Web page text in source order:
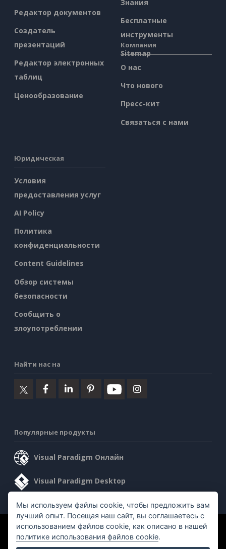
Редактор документов
Создатель
презентаций
Редактор электронных
таблиц
Ценообразование
Знания
Бесплатные
инструменты
Sitemap
Компания
О нас
Что нового
Пресс-кит
Связаться с нами
Юридическая
Условия
предоставления услуг
AI Policy
Политика
конфиденциальности
Content Guidelines
Обзор системы
безопасности
Сообщить о
злоупотреблении
Найти нас на
Популярные продукты
Visual Paradigm Онлайн
Visual Paradigm Desktop
©2026 by Visual Paradigm. Все права защищены.
Мы используем файлы cookie, чтобы предложить вам
лучший опыт. Посещая наш сайт, вы соглашаетесь с
использованием файлов cookie, как описано в нашей
политике использования файлов cookie.